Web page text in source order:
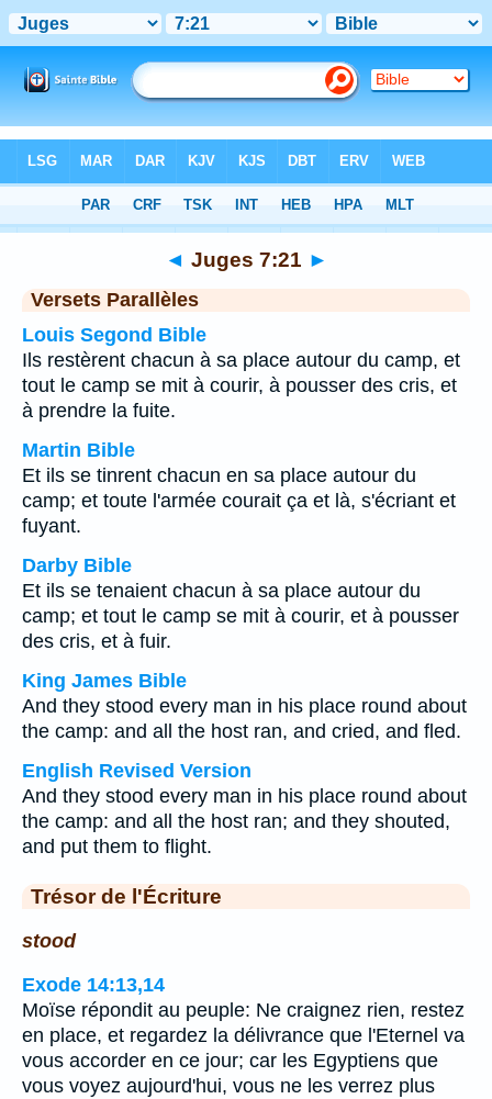
Chapitre 7> Verset 21
◄ Juges 7:21 ►
Versets Parallèles
Louis Segond Bible
Ils restèrent chacun à sa place autour du camp, et
tout le camp se mit à courir, à pousser des cris, et
à prendre la fuite.
Martin Bible
Et ils se tinrent chacun en sa place autour du
camp; et toute l'armée courait ça et là, s'écriant et
fuyant.
Darby Bible
Et ils se tenaient chacun à sa place autour du
camp; et tout le camp se mit à courir, et à pousser
des cris, et à fuir.
King James Bible
And they stood every man in his place round about
the camp: and all the host ran, and cried, and fled.
English Revised Version
And they stood every man in his place round about
the camp: and all the host ran; and they shouted,
and put them to flight.
Trésor de l'Écriture
stood
Exode 14:13,14
Moïse répondit au peuple: Ne craignez rien, restez
en place, et regardez la délivrance que l'Eternel va
vous accorder en ce jour; car les Egyptiens que
vous voyez aujourd'hui, vous ne les verrez plus